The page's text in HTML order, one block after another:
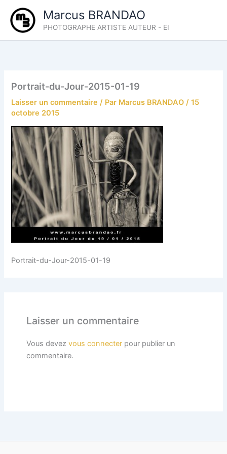
contenu
Marcus BRANDAO
PHOTOGRAPHE ARTISTE AUTEUR - EI
Portrait-du-Jour-2015-01-19
Laisser un commentaire / Par Marcus BRANDAO/15
octobre 2015
Portrait-du-Jour-2015-01-19
Laisser un commentaire
Vous devez vous connecterpour publier un
commentaire.